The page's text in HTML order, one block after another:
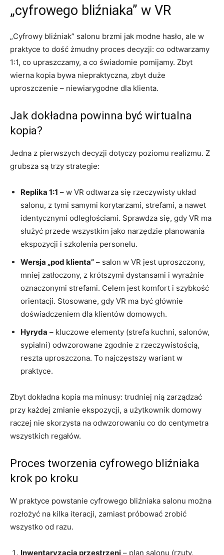
„cyfrowego bliźniaka” w VR
„Cyfrowy bliźniak” salonu brzmi jak modne hasło, ale w
praktyce to dość żmudny proces decyzji: co odtwarzamy
1:1, co upraszczamy, a co świadomie pomijamy. Zbyt
wierna kopia bywa niepraktyczna, zbyt duże
uproszczenie – niewiarygodne dla klienta.
Jak dokładna powinna być wirtualna
kopia?
Jedna z pierwszych decyzji dotyczy poziomu realizmu. Z
grubsza są trzy strategie:
Replika 1:1 – w VR odtwarza się rzeczywisty układ
salonu, z tymi samymi korytarzami, strefami, a nawet
identycznymi odległościami. Sprawdza się, gdy VR ma
służyć przede wszystkim jako narzędzie planowania
ekspozycji i szkolenia personelu.
Wersja „pod klienta” – salon w VR jest uproszczony,
mniej zatłoczony, z krótszymi dystansami i wyraźnie
oznaczonymi strefami. Celem jest komfort i szybkość
orientacji. Stosowane, gdy VR ma być głównie
doświadczeniem dla klientów domowych.
Hyryda – kluczowe elementy (strefa kuchni, salonów,
sypialni) odwzorowane zgodnie z rzeczywistością,
reszta uproszczona. To najczęstszy wariant w
praktyce.
Zbyt dokładna kopia ma minusy: trudniej nią zarządzać
przy każdej zmianie ekspozycji, a użytkownik domowy
raczej nie skorzysta na odwzorowaniu co do centymetra
wszystkich regałów.
Proces tworzenia cyfrowego bliźniaka
krok po kroku
W praktyce powstanie cyfrowego bliźniaka salonu można
rozłożyć na kilka iteracji, zamiast próbować zrobić
wszystko od razu.
Inwentaryzacja przestrzeni – plan salonu (rzuty,